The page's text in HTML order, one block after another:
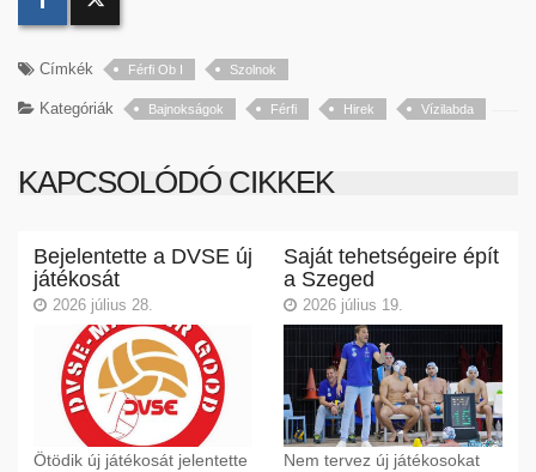
Címkék Férfi Ob I Szolnok
Kategóriák Bajnokságok Férfi Hirek Vízilabda
KAPCSOLÓDÓ CIKKEK
Bejelentette a DVSE új
játékosát
2026 július 28.
Ötödik új játékosát jelentette
Saját tehetségeire épít
a Szeged
2026 július 19.
Nem tervez új játékosokat